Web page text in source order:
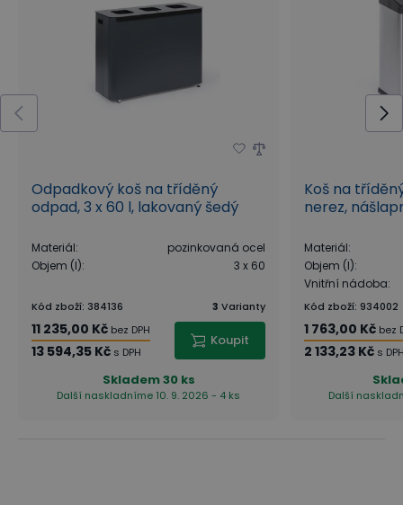
Odpadkový koš na tříděný
odpad, 3 x 60 l, lakovaný šedý
Materiál:
pozinkovaná ocel
Objem (l): 3 x 60
Kód zboží: 384136 3 Varianty
11 235,00 Kč bez DPH
13 594,35 Kč s DPH
Koupit
Skladem30 ks
Další naskladníme 10. 9. 2026 - 4 ks
Koš na
nerez,
Materiál:
Objem (l):
Vnitřní nádoba:
Kód zboží: 934002
1 763,00 Kč bez
2 133,23 Kč s
Další